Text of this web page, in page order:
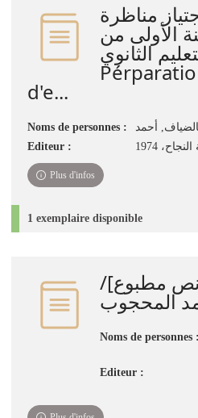
مناظرة
الأولى من
الثانوي =
d'e...
Noms de personnes :
أحمد
Editeur :
1974
Plus d'infos
1 exemplaire disponible
مطبوع]/
المحجوب
Noms de personnes :
Editeur :